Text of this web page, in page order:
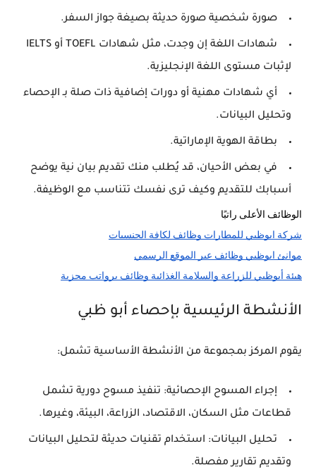
صورة شخصية صورة حديثة بصيغة جواز السفر.
شهادات اللغة إن وجدت، مثل شهادات TOEFL أو IELTS
لإثبات مستوى اللغة الإنجليزية.
أي شهادات مهنية أو دورات إضافية ذات صلة بـ الإحصاء
وتحليل البيانات.
بطاقة الهوية الإماراتية.
في بعض الأحيان، قد يُطلب منك تقديم بيان نية يوضح
أسبابك للتقديم وكيف ترى نفسك تتناسب مع الوظيفة.
الوظائف الأعلى راتبًا
شركة ابوظبي للمطارات وظائف لكافة الجنسيات
موانئ ابوظبي وظائف عبر الموقع الرسمي
هيئة أبوظبي للزراعة والسلامة الغذائية وظائف برواتب مجزية
الأنشطة الرئيسية بإحصاء أبو ظبي
يقوم المركز بمجموعة من الأنشطة الأساسية تشمل:
إجراء المسوح الإحصائية: تنفيذ مسوح دورية تشمل
قطاعات مثل السكان، الاقتصاد، الزراعة، البيئة، وغيرها.
تحليل البيانات: استخدام تقنيات حديثة لتحليل البيانات
وتقديم تقارير مفصلة.